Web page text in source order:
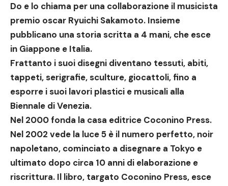
Do e lo chiama per una collaborazione il musicista
premio oscar Ryuichi Sakamoto. Insieme
pubblicano una storia scritta a 4 mani, che esce
in Giappone e Italia.
Frattanto i suoi disegni diventano tessuti, abiti,
tappeti, serigrafie, sculture, giocattoli, fino a
esporre i suoi lavori plastici e musicali alla
Biennale di Venezia.
Nel 2000 fonda la casa editrice Coconino Press.
Nel 2002 vede la luce 5 è il numero perfetto, noir
napoletano, cominciato a disegnare a Tokyo e
ultimato dopo circa 10 anni di elaborazione e
riscrittura. Il libro, targato Coconino Press, esce